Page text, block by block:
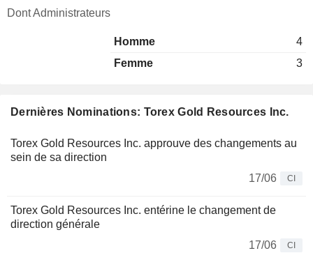
Dernières Nominations: Torex Gold Resources Inc.
Torex Gold Resources Inc. approuve des changements au
sein de sa direction
17/06
CI
Torex Gold Resources Inc. entérine le changement de
direction générale
17/06
CI
Dont Administrateurs
Homme
4
Femme
3